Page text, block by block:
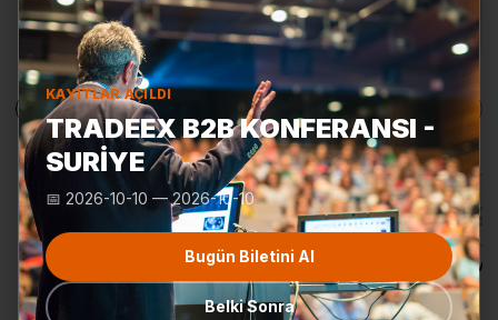
KAYITLAR AÇILDI
TRADEEX B2B KONFERANSI -
SURIYE
📅 2026-10-10 —2026-10-10
Bugün Biletini Al
Belki Sonra
Ürünler Üreticiler Turkmall Fuarları
Kategoriler
Teklif Talebi En popüler
Hazır